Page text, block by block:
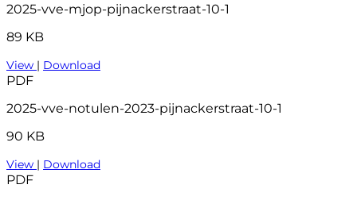
2025-vve-mjop-pijnackerstraat-10-1
89 KB
View | Download
PDF
2025-vve-notulen-2023-pijnackerstraat-10-1
90 KB
View | Download
PDF